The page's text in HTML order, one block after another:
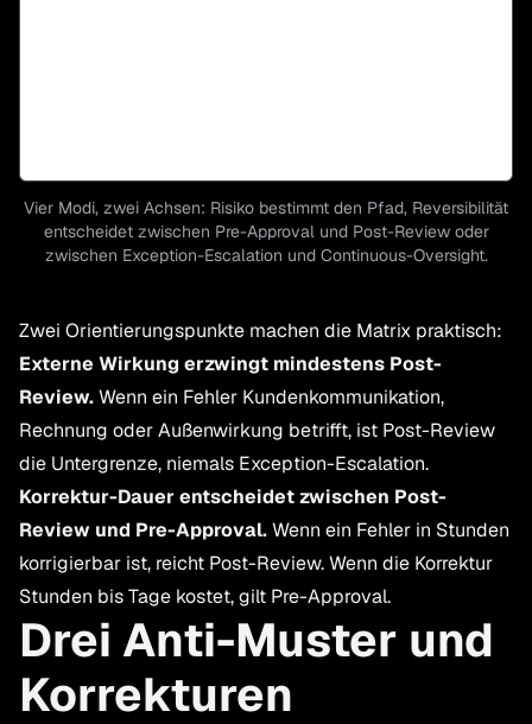
Vier Modi, zwei Achsen: Risiko bestimmt den Pfad, Reversibilität
entscheidet zwischen Pre-Approval und Post-Review oder
zwischen Exception-Escalation und Continuous-Oversight.
Zwei Orientierungspunkte machen die Matrix praktisch:
Externe Wirkung erzwingt mindestens Post-
Review.Wenn ein Fehler Kundenkommunikation,
Rechnung oder Außenwirkung betrifft, ist Post-Review
die Untergrenze, niemals Exception-Escalation.
Korrektur-Dauer entscheidet zwischen Post-
Review und Pre-Approval.Wenn ein Fehler in Stunden
korrigierbar ist, reicht Post-Review. Wenn die Korrektur
Stunden bis Tage kostet, gilt Pre-Approval.
Drei Anti-Muster und
Korrekturen